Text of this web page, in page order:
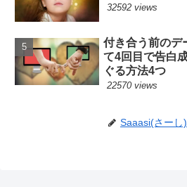
32592 views
付き合う前のデ
て4回目で告白
ぐる方法4つ
22570 views
Saaasi(さーし